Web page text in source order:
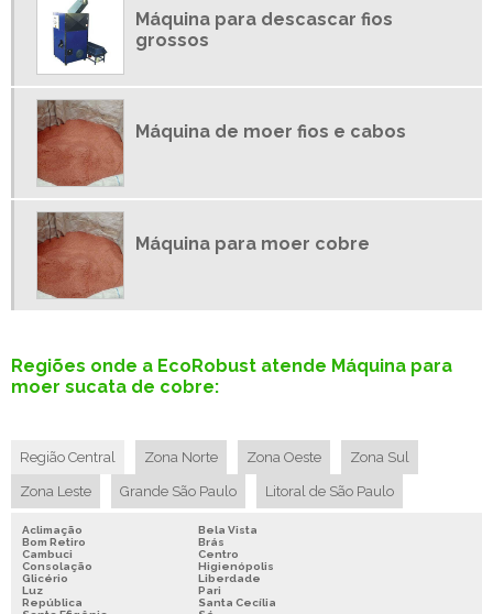
TRITURADOR DE COBRE
TRITURADOR DE FIO
TRITURADOR E SEPARADOR DE COBRE
MÁQUINA DE MOER E SEPARAR FIOS DE COBRE
MÁQUINA MOER FIO
SEPARADOR DE CABOS DE COBRE
MÁQUINA DE RECICLAR FIOS DE COBRE
TRITURADOR DE COBRE A VENDA
PROJETO TRITURADOR DE COBRE
TRITURADOR DE FIO DE COBRE
TRITURADOR DE CABO DE COBRE
RECICLAGEM DE COBRE PREÇO
RECICLAGEM DE FIOS
RECICLAGEM DE METAIS NÃO FERROSOS
SEPARADOR DE METAIS
Máquina para descascar fios
grossos
Máquina de moer fios e cabos
Máquina para moer cobre
Regiões onde a EcoRobust atende Máquina para
moer sucata de cobre:
Região Central Zona Norte Zona Oeste Zona Sul
Zona Leste Grande São Paulo Litoral de São Paulo
Aclimação
Bela Vista
Bom Retiro
Brás
Cambuci
Centro
Consolação
Higienópolis
Glicério
Liberdade
Luz
Pari
República
Santa Cecília